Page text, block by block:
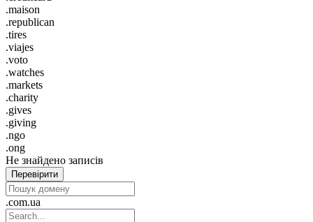
.maison
.republican
.tires
.viajes
.voto
.watches
.markets
.charity
.gives
.giving
.ngo
.ong
Не знайдено записів
Перевірити
.com.ua